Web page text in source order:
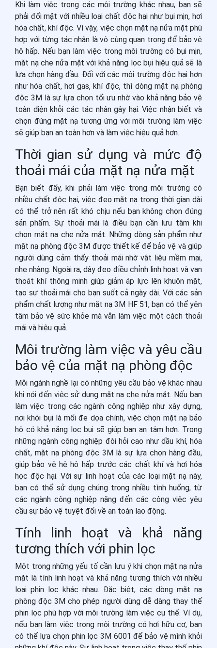
Khi làm việc trong các môi trường khác nhau, bạn sẽ
phải đối mặt với nhiều loại chất độc hại như bụi mịn, hơi
hóa chất, khí độc. Vì vậy, việc chọn mặt nạ nửa mặt phù
hợp với từng tác nhân là vô cùng quan trọng để bảo vệ
hô hấp. Nếu bạn làm việc trong môi trường có bụi mịn,
mặt nạ che nửa mặt với khả năng lọc bụi hiệu quả sẽ là
lựa chọn hàng đầu. Đối với các môi trường độc hại hơn
như hóa chất, hơi gas, khí độc, thì dòng mặt nạ phòng
độc 3M là sự lựa chọn tối ưu nhờ vào khả năng bảo vệ
toàn diện khỏi các tác nhân gây hại. Việc nhận biết và
chọn đúng mặt nạ tương ứng với môi trường làm việc
sẽ giúp bạn an toàn hơn và làm việc hiệu quả hơn.
Thời gian sử dụng và mức độ
thoải mái của mặt nạ nửa mặt
Bạn biết đấy, khi phải làm việc trong môi trường có
nhiều chất độc hại, việc đeo mặt nạ trong thời gian dài
có thể trở nên rất khó chịu nếu bạn không chọn đúng
sản phẩm. Sự thoải mái là điều bạn cần lưu tâm khi
chọn mặt nạ che nửa mặt. Những dòng sản phẩm như
mặt nạ phòng độc 3M được thiết kế để bảo vệ và giúp
người dùng cảm thấy thoải mái nhờ vật liệu mềm mại,
nhẹ nhàng. Ngoài ra, dây đeo điều chỉnh linh hoạt và van
thoát khí thông minh giúp giảm áp lực lên khuôn mặt,
tạo sự thoải mái cho bạn suốt cả ngày dài. Với các sản
phẩm chất lượng như mặt nạ 3M HF 51, bạn có thể yên
tâm bảo vệ sức khỏe mà vẫn làm việc một cách thoải
mái và hiệu quả.
Môi trường làm việc và yêu cầu
bảo vệ của mặt nạ phòng độc
Mỗi ngành nghề lại có những yêu cầu bảo vệ khác nhau
khi nói đến việc sử dụng mặt nạ che nửa mặt. Nếu bạn
làm việc trong các ngành công nghiệp như xây dựng,
nơi khói bụi là mối đe dọa chính, việc chọn mặt nạ bảo
hộ có khả năng lọc bụi sẽ giúp bạn an tâm hơn. Trong
những ngành công nghiệp đòi hỏi cao như dầu khí, hóa
chất, mặt nạ phòng độc 3M là sự lựa chọn hàng đầu,
giúp bảo vệ hệ hô hấp trước các chất khí và hơi hóa
học độc hại. Với sự linh hoạt của các loại mặt nạ này,
bạn có thể sử dụng chúng trong nhiều tình huống, từ
các ngành công nghiệp nặng đến các công việc yêu
cầu sự bảo vệ tuyệt đối về an toàn lao động.
Tính linh hoạt và khả năng
tương thích với phin lọc
Một trong những yếu tố cần lưu ý khi chọn mặt nạ nửa
mặt là tính linh hoạt và khả năng tương thích với nhiều
loại phin lọc khác nhau. Đặc biệt, các dòng mặt nạ
phòng độc 3M cho phép người dùng dễ dàng thay thế
phin lọc phù hợp với môi trường làm việc cụ thể. Ví dụ,
nếu bạn làm việc trong môi trường có hơi hữu cơ, bạn
có thể lựa chọn phin lọc 3M 6001 để bảo vệ mình khỏi